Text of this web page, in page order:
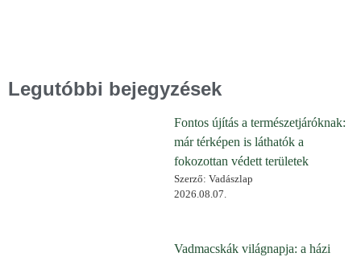
Legutóbbi bejegyzések
Fontos újítás a természetjáróknak:
már térképen is láthatók a
fokozottan védett területek
Szerző: Vadászlap
2026.08.07.
Vadmacskák világnapja: a házi